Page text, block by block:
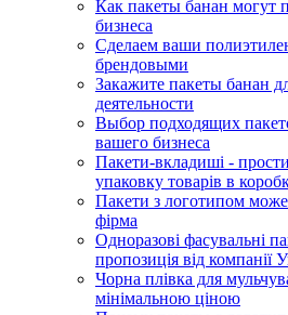
Как пакеты банан могут
бизнеса
Сделаем ваши
брендовыми
Закажите пакеты банан
деятельности
Выбор подходящих
вашего бизнеса
Пакети-вкладиші -
упаковку товарів в
Пакети з логотипом може
фірма
Одноразові фасувальні
пропозиція від компанії
Чорна плівка для
мінімальною ціною